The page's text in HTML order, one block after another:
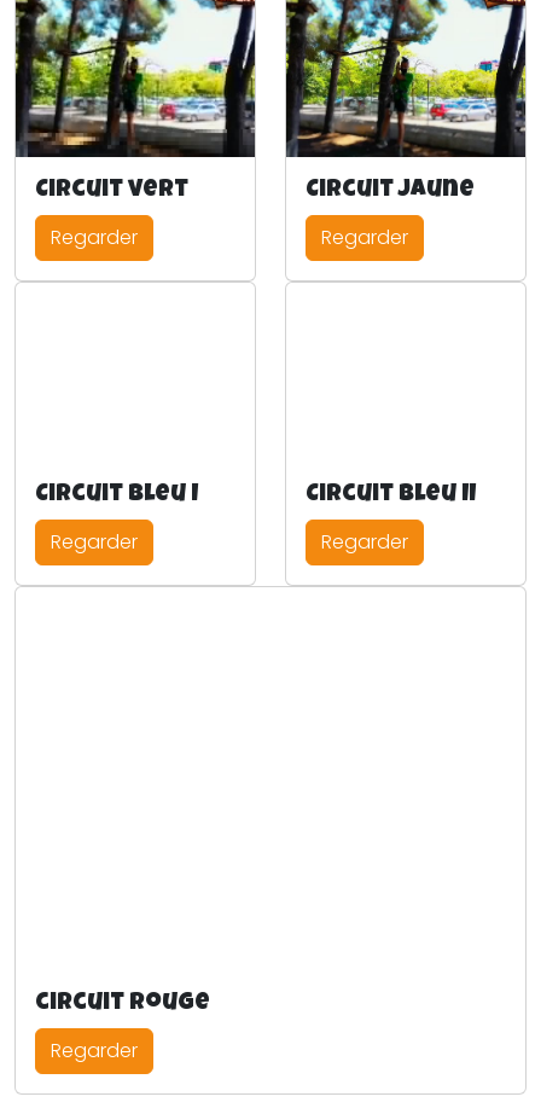
Circuit vert
Regarder
Circuit jaune
Regarder
Circuit bleu I
Regarder
Circuit Bleu II
Regarder
circuit rouge
Regarder